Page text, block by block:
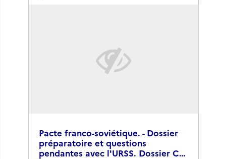
Pacte franco-soviétique. - Dossier
préparatoire et questions
pendantes avec l'URSS. Dossier C…